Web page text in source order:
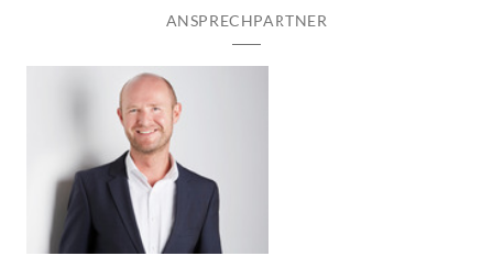
ANSPRECHPARTNER